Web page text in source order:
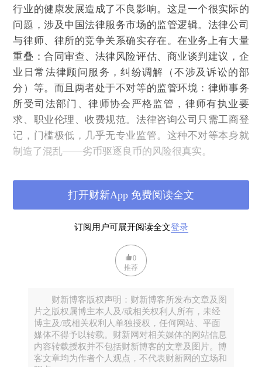
行业的健康发展造成了不良影响。这是一个很实际的
问题，涉及中国法律服务市场的监管逻辑。法律公司
与律师、律所的竞争关系确实存在。在业务上有大量
重叠：合同审查、法律风险评估、商业谈判建议，企
业日常法律顾问服务，纠纷调解（不涉及诉讼的部
分）等。而且两者处于不对等的监管环境：律师事务
所受司法部门、律师协会严格监管，律师有执业要
求、职业伦理、收费规范。法律咨询公司只需工商登
记，门槛极低，几乎无专业监管。这种不对等本身就
制造了混乱——劣币驱逐良币的风险很真实。
如果律师协鼓励合作，逻辑上是矛盾的。律师协会的
职责是：维护律师行业的专业标准，保护当事人权
师与监管薄弱的竞争对手"合作"，都很难自圆其说。
合作容易变成：律师为无资质机构背书，法律咨询公
司借律师名义揽客，实际工作由无证人员完成。责任
边界模糊，当事人受损时无处追责。为什么这条规定
会存在？难道是因为现实原因？即法律咨询公司已大
量存在，禁不掉，不如纳入规范。给合作行为划定边
界，总比放任无序合作要好，这是一种过渡性安排，
监管能力跟不上市场现实时的妥协。
订阅用户可展开阅读全文登录
打开财新App 免费阅读全文
0
推荐
财新博客版权声明：财新博客所发布文章及图
片之版权属博主本人及/或相关权利人所有，未经
博主及/或相关权利人单独授权，任何网站、平面
媒体不得予以转载。财新网对相关媒体的网站信息
内容转载授权并不包括财新博客的文章及图片。博
客文章均为作者个人观点，不代表财新网的立场和